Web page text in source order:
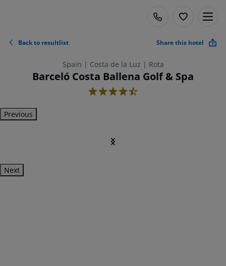
Back to resultlist Share this hotel
Spain | Costa de la Luz | Rota
Barceló Costa Ballena Golf & Spa
4.5
Previous
Next